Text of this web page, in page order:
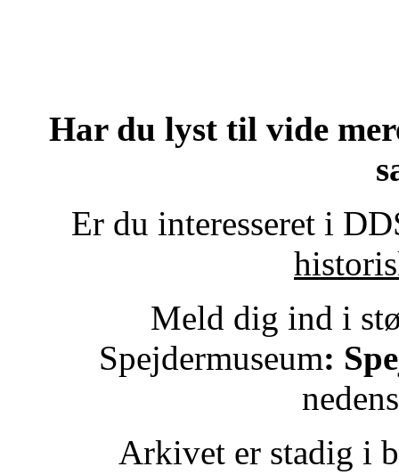
Har du lyst til vide
Er du interesseret i
Meld dig ind i
Spejdermuseum:
Arkivet er stadig i